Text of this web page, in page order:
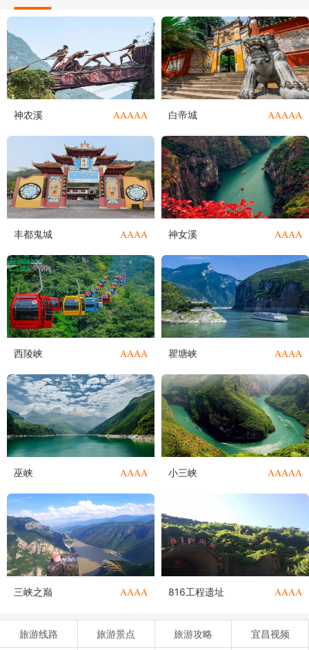
神农溪 AAAAA 白帝城 AAAAA
丰都鬼城 AAAA 神女溪 AAAA
西陵峡 AAAA 瞿塘峡 AAAA
巫峡 AAAA 小三峡 AAAAA
三峡之巅 AAAA 816工程遗址 AAAA
旅游线路 旅游景点 旅游攻略 宜昌视频